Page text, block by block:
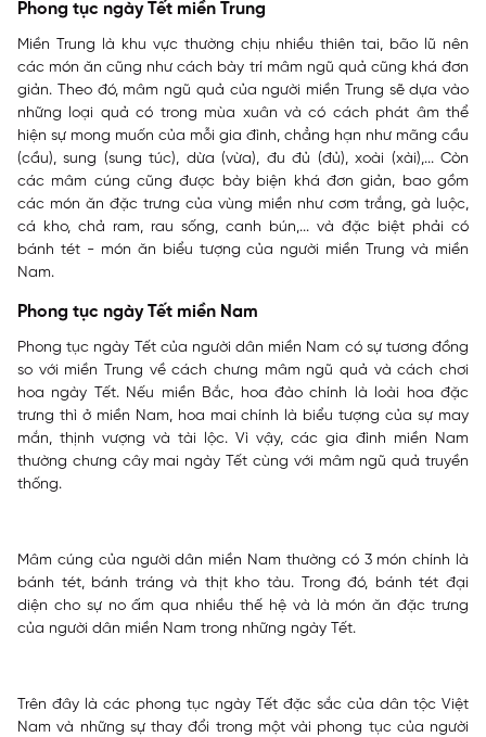
Phong tục ngày Tết miền Trung
Miền Trung là khu vực thường chịu nhiều thiên tai, bão lũ nên
các món ăn cũng như cách bày trí mâm ngũ quả cũng khá đơn
giản. Theo đó, mâm ngũ quả của người miền Trung sẽ dựa vào
những loại quả có trong mùa xuân và có cách phát âm thể
hiện sự mong muốn của mỗi gia đình, chẳng hạn như mãng cầu
(cầu), sung (sung túc), dừa (vừa), đu đủ (đủ), xoài (xài),... Còn
các mâm cúng cũng được bày biện khá đơn giản, bao gồm
các món ăn đặc trưng của vùng miền như cơm trắng, gà luộc,
cá kho, chả ram, rau sống, canh bún,... và đặc biệt phải có
bánh tét - món ăn biểu tượng của người miền Trung và miền
Nam.
Phong tục ngày Tết miền Nam
Phong tục ngày Tết của người dân miền Nam có sự tương đồng
so với miền Trung về cách chưng mâm ngũ quả và cách chơi
hoa ngày Tết. Nếu miền Bắc, hoa đào chính là loài hoa đặc
trưng thì ở miền Nam, hoa mai chính là biểu tượng của sự may
mắn, thịnh vượng và tài lộc. Vì vậy, các gia đình miền Nam
thường chưng cây mai ngày Tết cùng với mâm ngũ quả truyền
thống.
Mâm cúng của người dân miền Nam thường có 3 món chính là
bánh tét, bánh tráng và thịt kho tàu. Trong đó, bánh tét đại
diện cho sự no ấm qua nhiều thế hệ và là món ăn đặc trưng
của người dân miền Nam trong những ngày Tết.
Trên đây là các phong tục ngày Tết đặc sắc của dân tộc Việt
Nam và những sự thay đổi trong một vài phong tục của người